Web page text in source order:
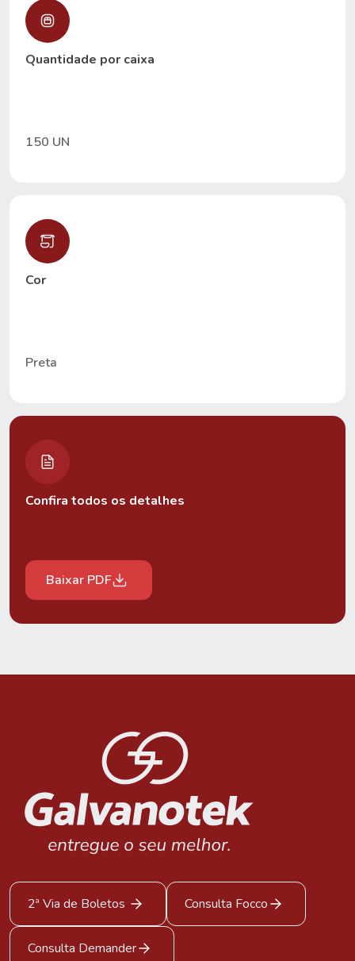
Quantidade por caixa
150 UN
Cor
Preta
Confira todos os detalhes
Baixar PDF
2ª Via de Boletos Consulta Focco
Consulta Demander